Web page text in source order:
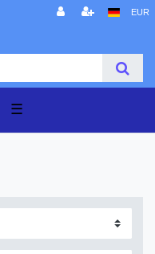
EUR
☰